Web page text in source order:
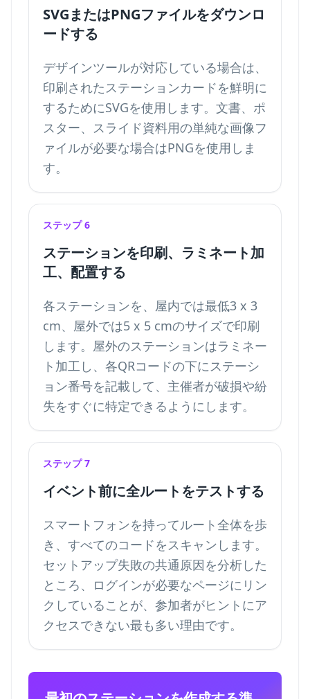
SVGまたはPNGファイルをダウンロ
ードする
デザインツールが対応している場合は、
印刷されたステーションカードを鮮明に
するためにSVGを使用します。文書、ポ
スター、スライド資料用の単純な画像フ
ァイルが必要な場合はPNGを使用しま
す。
ステップ 6
ステーションを印刷、ラミネート加
工、配置する
各ステーションを、屋内では最低3 x 3
cm、屋外では5 x 5 cmのサイズで印刷
します。屋外のステーションはラミネー
ト加工し、各QRコードの下にステーシ
ョン番号を記載して、主催者が破損や紛
失をすぐに特定できるようにします。
ステップ 7
イベント前に全ルートをテストする
スマートフォンを持ってルート全体を歩
き、すべてのコードをスキャンします。
セットアップ失敗の共通原因を分析した
ところ、ログインが必要なページにリン
クしていることが、参加者がヒントにア
クセスできない最も多い理由です。